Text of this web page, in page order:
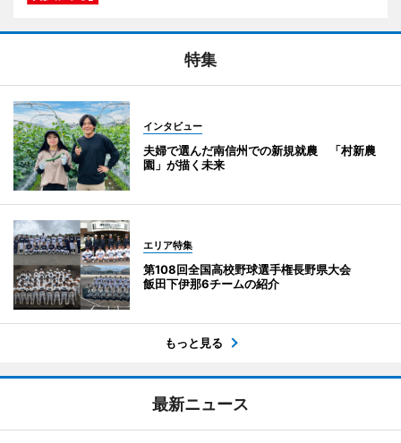
特集
インタビュー
夫婦で選んだ南信州での新規就農 「村新農
園」が描く未来
エリア特集
第108回全国高校野球選手権長野県大会
飯田下伊那6チームの紹介
もっと見る
最新ニュース